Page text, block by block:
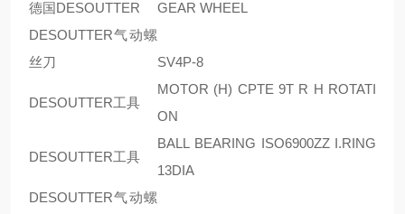
德国DESOUTTER
GEAR WHEEL
DESOUTTER气动螺
丝刀
SV4P-8
DESOUTTER工具
MOTOR (H) CPTE 9T R H ROTATI
ON
DESOUTTER工具
BALL BEARING ISO6900ZZ I.RING
13DIA
DESOUTTER气动螺